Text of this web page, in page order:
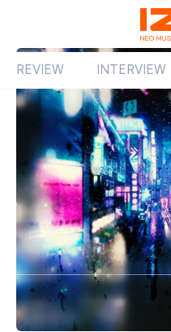
REVIEW INTERVIEW
Review 싱글 국내
by 임동엽 2025.02.05
도시적 야경 속에서 담담하지